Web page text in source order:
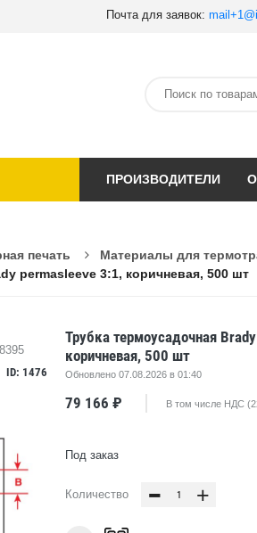
Почта для заявок:
ПРОИЗВОДИТЕЛИ
печать Материалы для
permasleeve 3:1, коричневая, 500 шт
ID: 1476
Трубка термоусадочная
коричневая, 500 шт
Обновлено 07.08.2026 в 01:40
79 166 ₽ В том числе НДС
Под заказ
Количество - +